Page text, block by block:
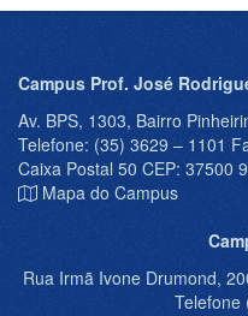
Campus Prof. José
Av. BPS, 1303, Bairro
Telefone: (35) 3629 – 1101
Caixa Postal 50 CEP: 37500
Mapa do Campus
Rua Irmã Ivone Drumond,
Telefone